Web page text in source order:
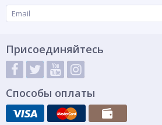
Присоединяйтесь
Способы оплаты